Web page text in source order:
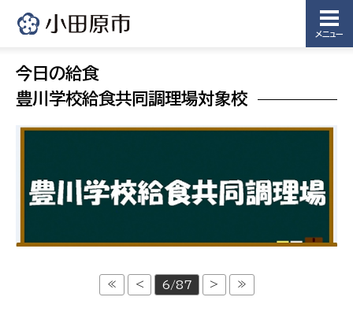
メニュー
今日の給食
豊川学校給食共同調理場対象校
≪ < 6/87 > ≫